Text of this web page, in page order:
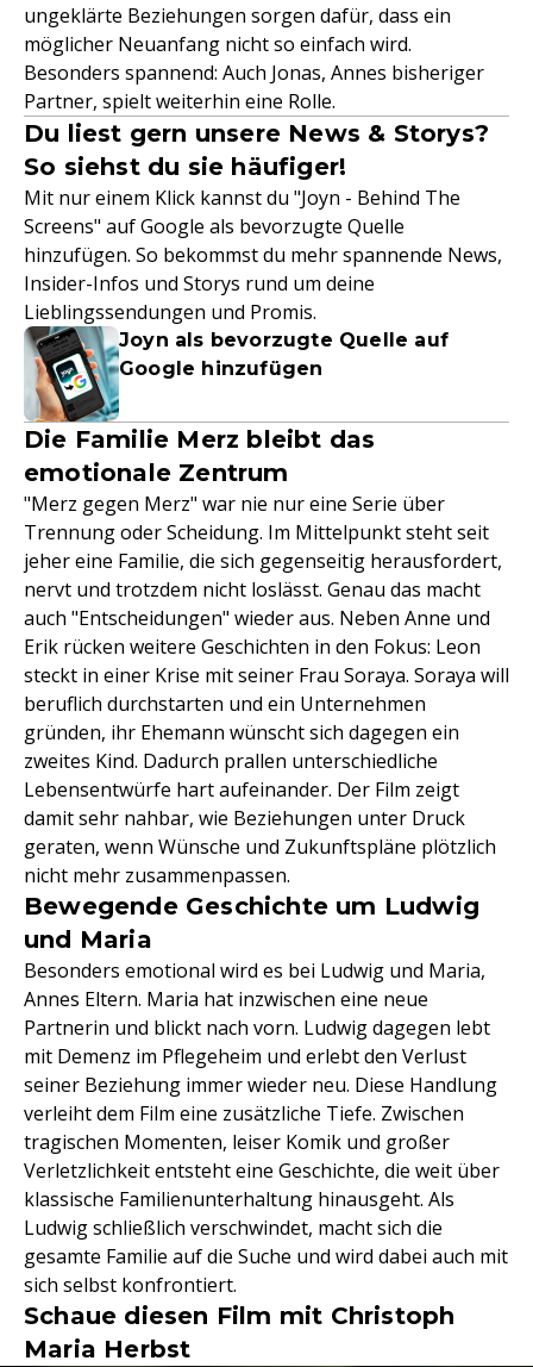
ungeklärte Beziehungen sorgen dafür, dass ein
möglicher Neuanfang nicht so einfach wird.
Besonders spannend: Auch Jonas, Annes bisheriger
Partner, spielt weiterhin eine Rolle.
Du liest gern unsere News & Storys?
So siehst du sie häufiger!
Mit nur einem Klick kannst du "Joyn - Behind The
Screens" auf Google als bevorzugte Quelle
hinzufügen. So bekommst du mehr spannende News,
Insider-Infos und Storys rund um deine
Lieblingssendungen und Promis.
Joyn als bevorzugte Quelle auf
Google hinzufügen
Die Familie Merz bleibt das
emotionale Zentrum
"Merz gegen Merz" war nie nur eine Serie über
Trennung oder Scheidung. Im Mittelpunkt steht seit
jeher eine Familie, die sich gegenseitig herausfordert,
nervt und trotzdem nicht loslässt. Genau das macht
auch "Entscheidungen" wieder aus. Neben Anne und
Erik rücken weitere Geschichten in den Fokus: Leon
steckt in einer Krise mit seiner Frau Soraya. Soraya will
beruflich durchstarten und ein Unternehmen
gründen, ihr Ehemann wünscht sich dagegen ein
zweites Kind. Dadurch prallen unterschiedliche
Lebensentwürfe hart aufeinander. Der Film zeigt
damit sehr nahbar, wie Beziehungen unter Druck
geraten, wenn Wünsche und Zukunftspläne plötzlich
nicht mehr zusammenpassen.
Bewegende Geschichte um Ludwig
und Maria
Besonders emotional wird es bei Ludwig und Maria,
Annes Eltern. Maria hat inzwischen eine neue
Partnerin und blickt nach vorn. Ludwig dagegen lebt
mit Demenz im Pflegeheim und erlebt den Verlust
seiner Beziehung immer wieder neu. Diese Handlung
verleiht dem Film eine zusätzliche Tiefe. Zwischen
tragischen Momenten, leiser Komik und großer
Verletzlichkeit entsteht eine Geschichte, die weit über
klassische Familienunterhaltung hinausgeht. Als
Ludwig schließlich verschwindet, macht sich die
gesamte Familie auf die Suche und wird dabei auch mit
sich selbst konfrontiert.
Schaue diesen Film mit Christoph
Maria Herbst